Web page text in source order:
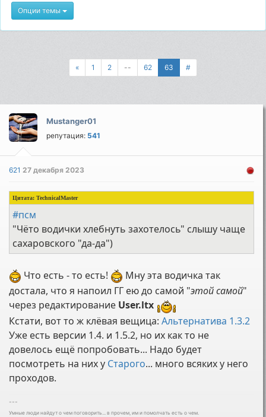
Опции темы
« 1 2 -- 62 63 #
Mustanger01
репутация: 541
62127 декабря 2023
Цитата:TechnicalMaster
#псм
"Чёто водички хлебнуть захотелось" слышу чаще
сахаровского "да-да")
Что есть - то есть!
Мну эта водичка так
достала, что я напоил ГГ ею до самой "этой самой"
через редактирование User.ltx
Кстати, вот то ж клёвая вещица:Альтернатива 1.3.2
Уже есть версии 1.4. и 1.5.2, но их как то не
довелось ещё попробовать... Надо будет
посмотреть на них у Старого... много всяких у него
проходов.
---
Умные люди найдут о чем поговорить... в прочем, им и помолчать есть о чем.